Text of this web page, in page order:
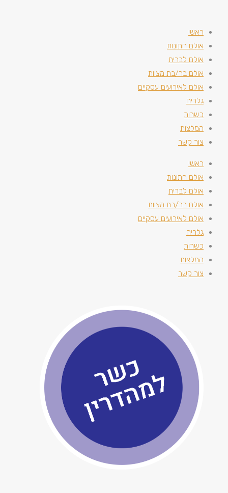
ראשי
אולם חתונות
אולם לברית
אולם בר/בת מצוות
אולם לאירועים עסקיים
גלריה
כשרות
המלצות
צור קשר
ראשי
אולם חתונות
אולם לברית
אולם בר/בת מצוות
אולם לאירועים עסקיים
גלריה
כשרות
המלצות
צור קשר